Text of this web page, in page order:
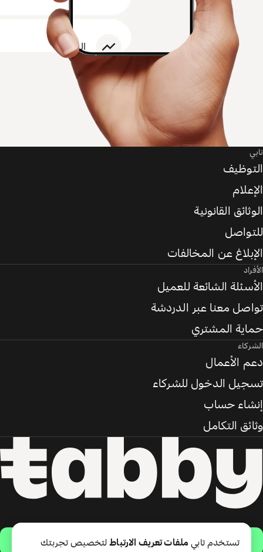
حمّل التطبيق
تابي
التوظيف
الإعلام
الوثائق القانونية
للتواصل
الإبلاغ عن المخالفات
الأفراد
الأسئلة الشائعة للعميل
تواصل معنا عبر الدردشة
حماية المشتري
الشركاء
دعم الأعمال
تسجيل الدخول للشركاء
إنشاء حساب
وثائق التكامل
تستخدم تابي ملفات تعريف الارتباطلتخصيص تجربتك